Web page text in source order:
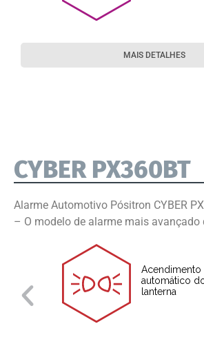
MAIS DETALHES
CYBER PX360BT
Alarme Automotivo Pósitron CYBER
– O modelo de alarme mais avançado
Acendimento
automático
lanterna